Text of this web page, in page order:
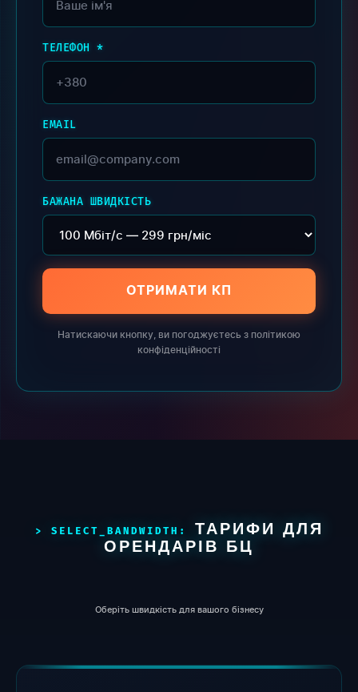
ТЕЛЕФОН *
EMAIL
БАЖАНА ШВИДКІСТЬ
ОТРИМАТИ КП
Натискаючи кнопку, ви погоджуєтесь з політикою
конфіденційності
ТАРИФИ ДЛЯ
ОРЕНДАРІВ БЦ
Оберіть швидкість для вашого бізнесу